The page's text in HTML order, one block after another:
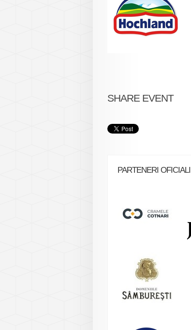
SHARE EVENT
PARTENERI OFICIALI